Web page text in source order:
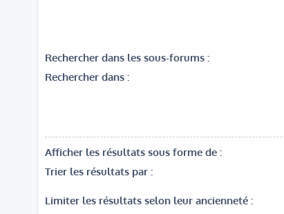
Rechercher dans les sous-forums :
Rechercher dans :
Afficher les résultats sous forme de :
Trier les résultats par :
Limiter les résultats selon leur ancienneté :